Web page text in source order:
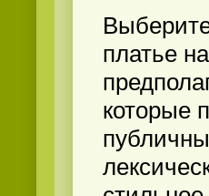
платье
которые